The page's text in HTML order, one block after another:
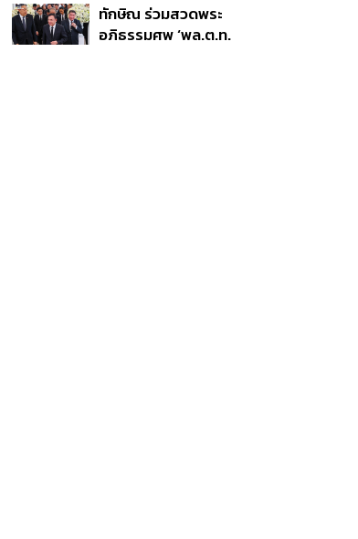
ราย รอ ป.ป.ช. ขีดเส้นแล้ว
เสร็จ 31 ส.ค.
ทักษิณ ร่วมสวดพระ
อภิธรรมศพ ‘พล.ต.ท.